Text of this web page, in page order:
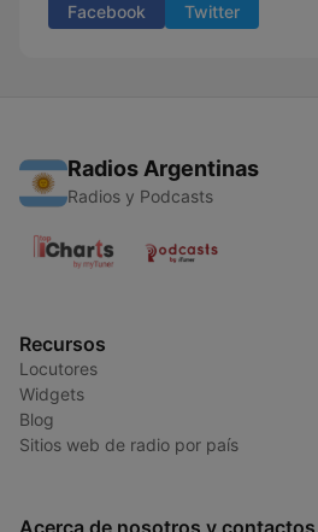
Facebook Twitter
Radios Argentinas
Radios y Podcasts
Recursos
Locutores
Widgets
Blog
Sitios web de radio por país
Acerca de nosotros y contactos